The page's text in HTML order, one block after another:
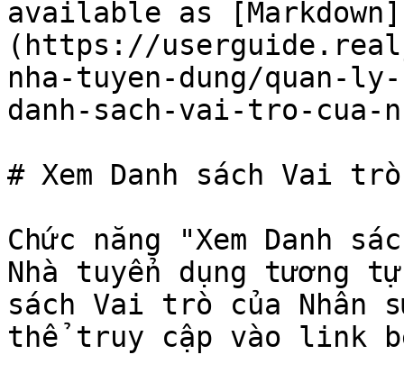
available as [Markdown]
(https://
nha-tuyen-dung/quan-
danh-sach-vai-tro-cua-
# Xem Danh sách Vai
Chức năng "Xem Danh
Nhà tuyển dụng tương tự
sách Vai trò của Nhân
thể truy cập vào link